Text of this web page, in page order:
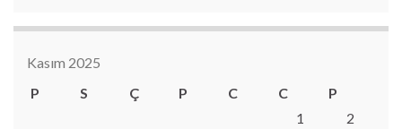
Kasım 2025
P
S Ç P C C
P
1
2